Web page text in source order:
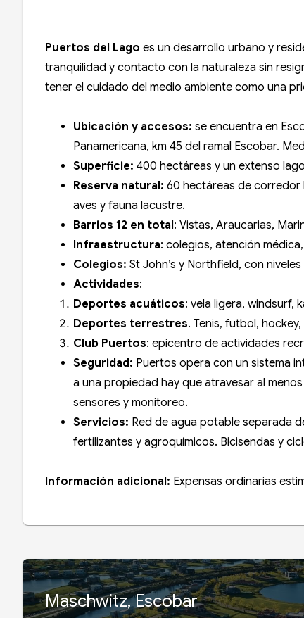
Puertos del Lago es un desarrollo urbano y
tranquilidad y contacto con la naturaleza sin
tener el cuidado del medio ambiente como una
Ubicación y accesos: se encuentra en
Panamericana, km 45 del ramal Escobar.
Superficie: 400 hectáreas y un extenso
Reserva natural: 60 hectáreas de corredor
aves y fauna lacustre.
Barrios 12 en total: Vistas, Araucarias,
Infraestructura: colegios, atención
Colegios: St John’s y Northfield, con
Actividades:
Deportes acuáticos: vela ligera, windsurf,
Deportes terrestres. Tenis, futbol,
Club Puertos: epicentro de actividades
Seguridad: Puertos opera con un sistema
a una propiedad hay que atravesar al
sensores y monitoreo.
Servicios: Red de agua potable separada
fertilizantes y agroquímicos. Bicisendas y
Información adicional: Expensas ordinarias
Maschwitz, Escobar